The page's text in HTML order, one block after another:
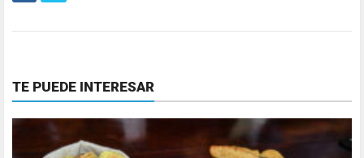
TE PUEDE INTERESAR